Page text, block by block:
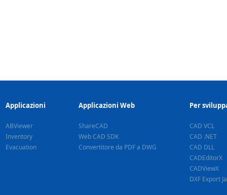
Applicazioni
ABViewer
Inventory
Evacuation
Applicazioni Web
ShareCAD
Web CAD SDK
Convertitore da PDF a DWG
Per
CAD VCL
CAD .NET
CAD DLL
CADEditorX
CADViewX
DXF Export